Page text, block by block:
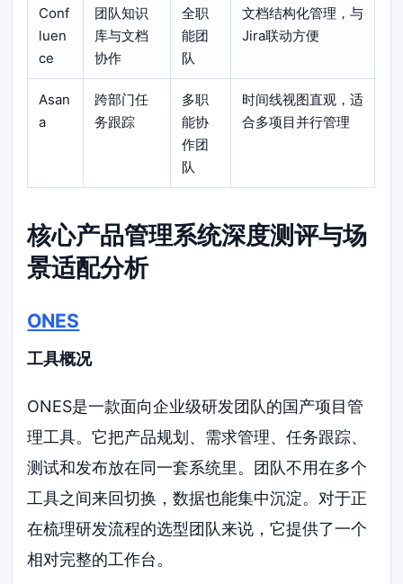
Conf
luen
ce
团队知识
库与文档
协作
全职
能团
队
文档结构化管理，与
Jira联动方便
Asan
a
跨部门任
务跟踪
多职
能协
作团
队
时间线视图直观，适
合多项目并行管理
核心产品管理系统深度测评与场
景适配分析
ONES
工具概况
ONES是一款面向企业级研发团队的国产项目管
理工具。它把产品规划、需求管理、任务跟踪、
测试和发布放在同一套系统里。团队不用在多个
工具之间来回切换，数据也能集中沉淀。对于正
在梳理研发流程的选型团队来说，它提供了一个
相对完整的工作台。